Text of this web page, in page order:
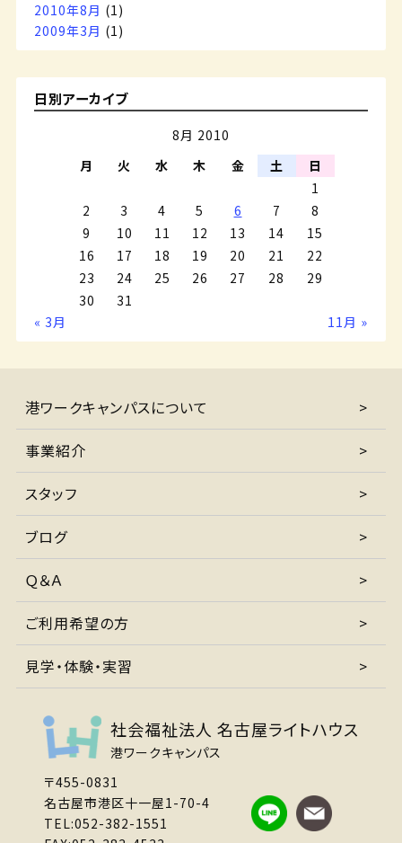
2010年8月 (1)
2009年3月 (1)
日別アーカイブ
8月 2010
月
火 水 木 金 土
日
1
2
3 4 5 6 7
8
9
10 11 12 13 14
15
16
17 18 19 20 21
22
23
24 25 26 27 28
29
30
31
« 3月
11月 »
港ワークキャンパスについて
事業紹介
スタッフ
ブログ
Ｑ＆Ａ
ご利用希望の方
見学・体験・実習
社会福祉法人 名古屋ライトハウス
港ワークキャンパス
〒455-0831
名古屋市港区十一屋1-70-4
TEL:052-382-1551